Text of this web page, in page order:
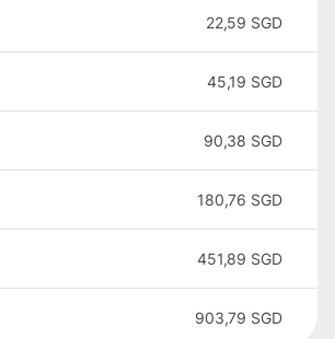
22,59 SGD
45,19 SGD
90,38 SGD
180,76 SGD
451,89 SGD
903,79 SGD